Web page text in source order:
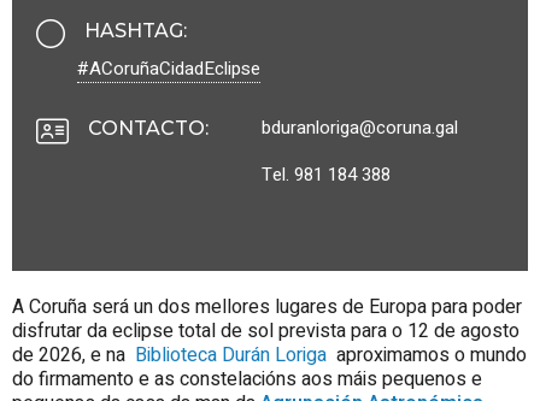
HASHTAG:
#ACoruñaCidadEclipse
CONTACTO:
bduranloriga@coruna.gal
Tel. 981 184 388
A Coruña será un dos mellores lugares de Europa para poder
disfrutar da eclipse total de sol prevista para o 12 de agosto
de 2026, e na Biblioteca Durán Loriga aproximamos o mundo
do firmamento e as constelacións aos máis pequenos e